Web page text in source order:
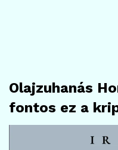
Olajzuhanás
fontos ez a